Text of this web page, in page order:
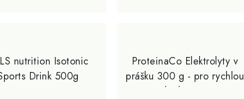
nutrition Isotonic
Drink 500g
ProteinaCo Elektrolyty v
prášku 300 g - pro rychlou
hydrataci